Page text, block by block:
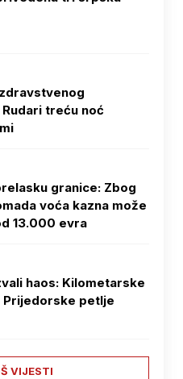
treću noć
granice: Zbog
voća kazna može
13.000 evra
haos: Kilometarske
Prijedorske petlje
VIJESTI